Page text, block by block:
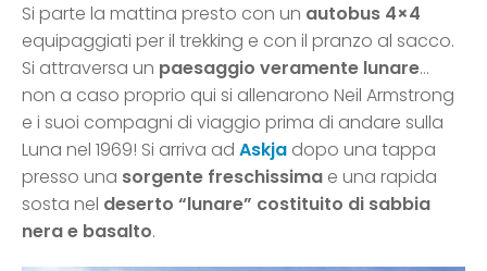
Si parte la mattina presto con un autobus 4×4
equipaggiati per il trekking e con il pranzo al sacco.
Si attraversa un paesaggio veramente lunare…
non a caso proprio qui si allenarono Neil Armstrong
e i suoi compagni di viaggio prima di andare sulla
Luna nel 1969! Si arriva ad Askja dopo una tappa
presso una sorgente freschissima e una rapida
sosta nel deserto “lunare” costituito di sabbia
nera e basalto.